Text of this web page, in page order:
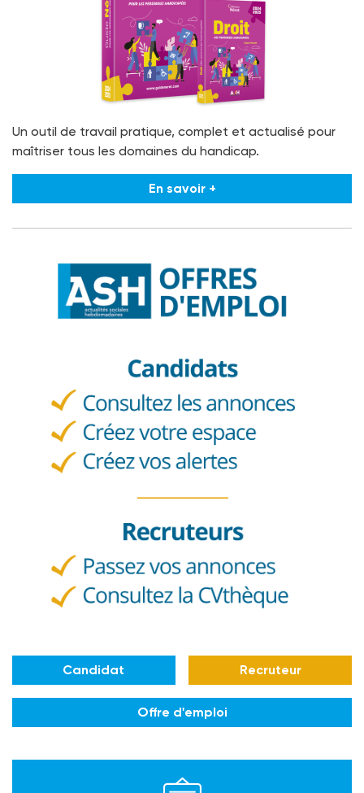
Un outil de travail pratique, complet et actualisé pour
maîtriser tous les domaines du handicap.
En savoir +
Candidat Recruteur
Offre d'emploi